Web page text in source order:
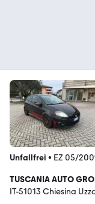
Unfallfrei • EZ 05/
TUSCANIA AUTO
IT-51013 Chiesina